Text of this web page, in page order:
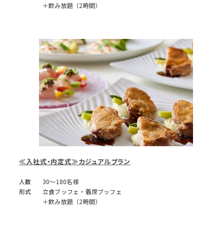
＋飲み放題（2時間）
≪入社式・内定式≫カジュアルプラン
人数
30～180名様
形式
立食ブッフェ・着席ブッフェ
＋飲み放題（2時間）